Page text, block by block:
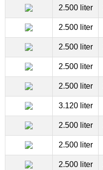
2.500 liter
2.500 liter
2.500 liter
2.500 liter
2.500 liter
3.120 liter
2.500 liter
2.500 liter
2.500 liter